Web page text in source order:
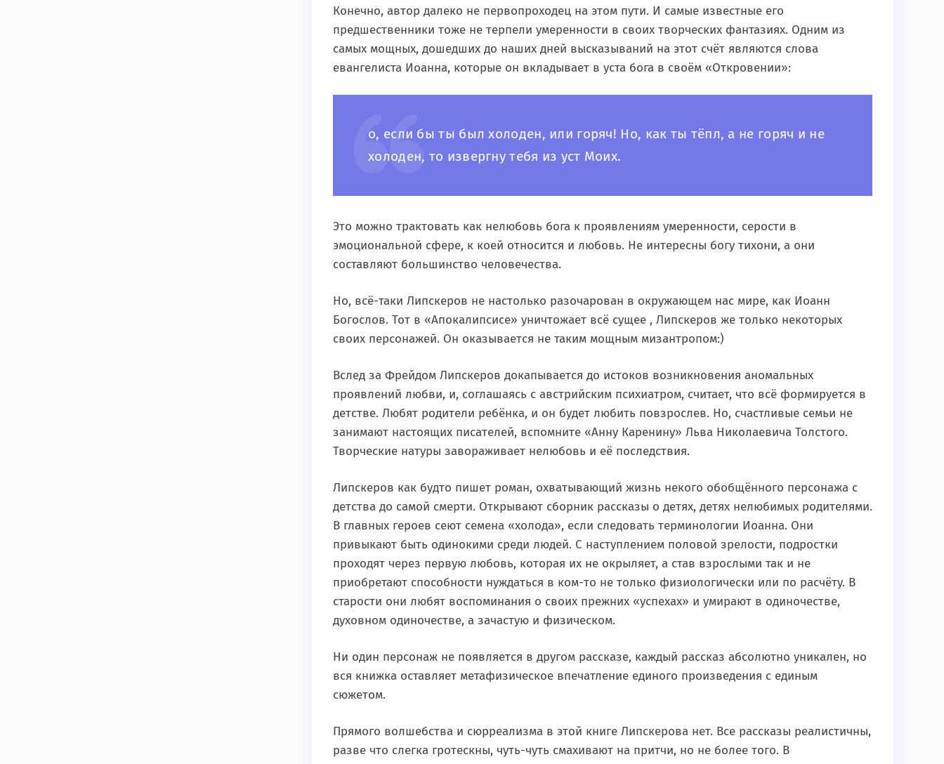
Конечно, автор далеко не первопроходец на этом пути. И самые известные его
предшественники тоже не терпели умеренности в своих творческих фантазиях. Одним из
самых мощных, дошедших до наших дней высказываний на этот счёт являются слова
евангелиста Иоанна, которые он вкладывает в уста бога в своём «Откровении»:
о, если бы ты был холоден, или горяч! Но, как ты тёпл, а не горяч и не
холоден, то извергну тебя из уст Моих.
Это можно трактовать как нелюбовь бога к проявлениям умеренности, серости в
эмоциональной сфере, к коей относится и любовь. Не интересны богу тихони, а они
составляют большинство человечества.
Но, всё-таки Липскеров не настолько разочарован в окружающем нас мире, как Иоанн
Богослов. Тот в «Апокалипсисе» уничтожает всё сущее , Липскеров же только некоторых
своих персонажей. Он оказывается не таким мощным мизантропом:)
Вслед за Фрейдом Липскеров докапывается до истоков возникновения аномальных
проявлений любви, и, соглашаясь с австрийским психиатром, считает, что всё формируется в
детстве. Любят родители ребёнка, и он будет любить повзрослев. Но, счастливые семьи не
занимают настоящих писателей, вспомните «Анну Каренину» Льва Николаевича Толстого.
Творческие натуры завораживает нелюбовь и её последствия.
Липскеров как будто пишет роман, охватывающий жизнь некого обобщённого персонажа с
детства до самой смерти. Открывают сборник рассказы о детях, детях нелюбимых родителями.
В главных героев сеют семена «холода», если следовать терминологии Иоанна. Они
привыкают быть одинокими среди людей. С наступлением половой зрелости, подростки
проходят через первую любовь, которая их не окрыляет, а став взрослыми так и не
приобретают способности нуждаться в ком-то не только физиологически или по расчёту. В
старости они любят воспоминания о своих прежних «успехах» и умирают в одиночестве,
духовном одиночестве, а зачастую и физическом.
Ни один персонаж не появляется в другом рассказе, каждый рассказ абсолютно уникален, но
вся книжка оставляет метафизическое впечатление единого произведения с единым
сюжетом.
Прямого волшебства и сюрреализма в этой книге Липскерова нет. Все рассказы реалистичны,
разве что слегка гротескны, чуть-чуть смахивают на притчи, но не более того. В